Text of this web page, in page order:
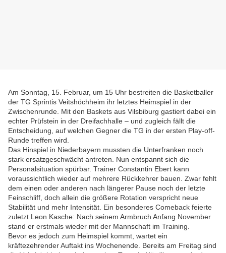
Am Sonntag, 15. Februar, um 15 Uhr bestreiten die Basketballer
der TG Sprintis Veitshöchheim ihr letztes Heimspiel in der
Zwischenrunde. Mit den Baskets aus Vilsbiburg gastiert dabei ein
echter Prüfstein in der Dreifachhalle – und zugleich fällt die
Entscheidung, auf welchen Gegner die TG in der ersten Play-off-
Runde treffen wird.
Das Hinspiel in Niederbayern mussten die Unterfranken noch
stark ersatzgeschwächt antreten. Nun entspannt sich die
Personalsituation spürbar. Trainer Constantin Ebert kann
voraussichtlich wieder auf mehrere Rückkehrer bauen. Zwar fehlt
dem einen oder anderen nach längerer Pause noch der letzte
Feinschliff, doch allein die größere Rotation verspricht neue
Stabilität und mehr Intensität. Ein besonderes Comeback feierte
zuletzt Leon Kasche: Nach seinem Armbruch Anfang November
stand er erstmals wieder mit der Mannschaft im Training.
Bevor es jedoch zum Heimspiel kommt, wartet ein
kräftezehrender Auftakt ins Wochenende. Bereits am Freitag sind